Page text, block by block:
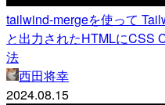
tailwind-mergeを使って
と出力されたHTMLにCSS
法
西田将幸
2024.08.15